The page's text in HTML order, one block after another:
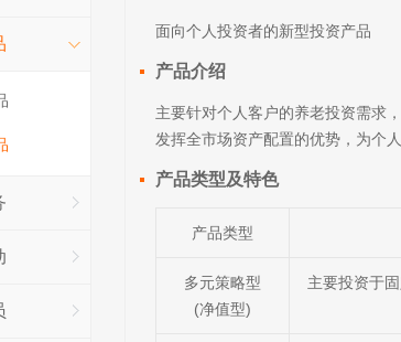
银行数字信用卡的公告 面向个人投资者的新型投资产品
产品介绍
主要针对个人客户的养老投资需求
发挥全市场资产配置的优势，为个
产品类型及特色
产品类型
多元策略型
(净值型)
主要投资于